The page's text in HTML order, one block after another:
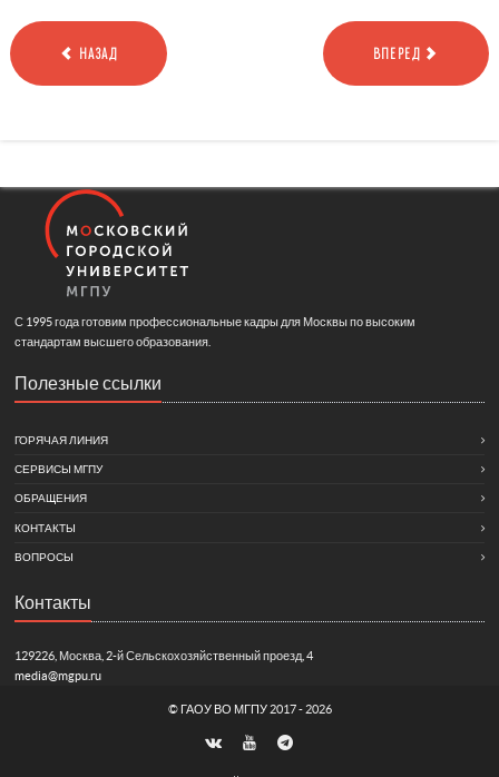
НАЗАД ВПЕРЕД
С 1995 года готовим профессиональные кадры для Москвы по высоким
стандартам высшего образования.
Полезные ссылки
ГОРЯЧАЯ ЛИНИЯ
СЕРВИСЫ МГПУ
ОБРАЩЕНИЯ
КОНТАКТЫ
ВОПРОСЫ
Контакты
129226, Москва, 2-й Сельскохозяйственный проезд, 4
media@mgpu.ru
© ГАОУ ВО МГПУ 2017 - 2026